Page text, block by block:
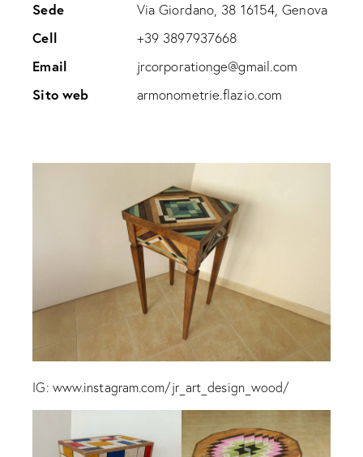
Sede Via Giordano, 38 16154, Genova
Cell +39 3897937668
Email jrcorporationge@gmail.com
Sito web armonometrie.flazio.com
IG: www.instagram.com/jr_art_design_wood/